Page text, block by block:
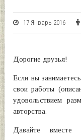
17 Январь 2016
Дорогие друзья!
Если вы
свои работы
удовольствием
авторства.
Давайте